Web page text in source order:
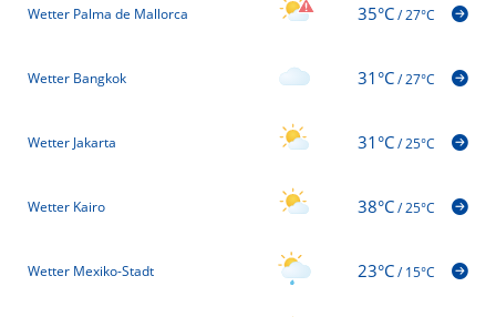
Wetter Palma de Mallorca 35°C/27°C
Wetter Bangkok 31°C/27°C
Wetter Jakarta 31°C/25°C
Wetter Kairo 38°C/25°C
Wetter Mexiko-Stadt 23°C/15°C